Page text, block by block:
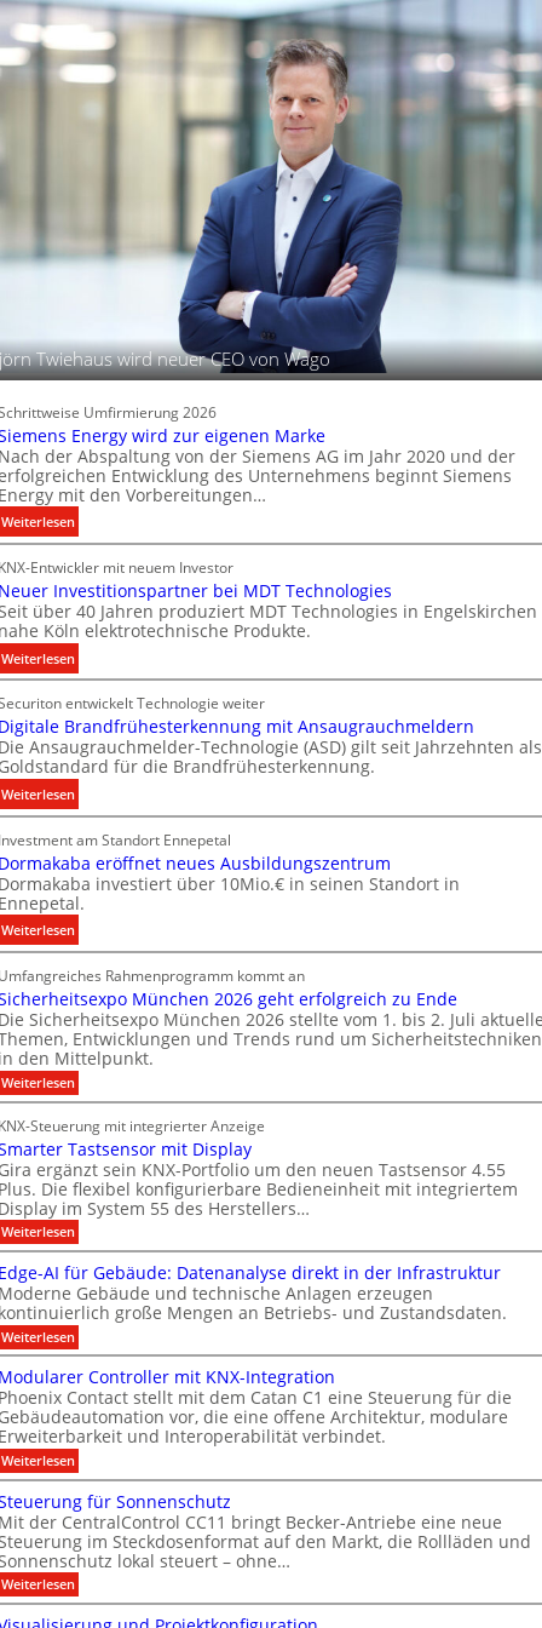
t
c
h
c
u
n
g
s
t
e
c
h
n
i
k
ü
r
r
k
t
t
e
n
Twiehaus wird neuer CEO von Wago
Umfirmierung 2026
Energy wird zur eigenen Marke
der Abspaltung von der Siemens AG im Jahr 2020 und der
Entwicklung des Unternehmens beginnt Siemens
mit den Vorbereitungen…
Weiterlesen:
S
i
e
m
e
n
s
E
n
e
r
g
y
w
i
r
d
z
u
r
e
i
g
e
n
n
M
a
r
k
e
Entwickler mit neuem Investor
Investitionspartner bei MDT Technologies
über 40 Jahren produziert MDT Technologies in Engelskirchen
Köln elektrotechnische Produkte.
Weiterlesen:
N
e
u
e
r
I
n
v
e
s
t
i
t
i
o
n
s
p
a
t
n
e
r
b
e
i
M
D
T
T
e
c
h
n
o
l
o
g
i
e
s
entwickelt Technologie weiter
Brandfrühesterkennung mit Ansaugrauchmeldern
Ansaugrauchmelder-Technologie (ASD) gilt seit Jahrzehnten als
für die Brandfrühesterkennung.
Weiterlesen:
D
i
g
i
t
a
l
e
B
r
a
n
d
ü
h
e
s
t
e
r
k
e
n
u
n
g
m
i
t
A
n
s
a
am Standort Ennepetal
eröffnet neues Ausbildungszentrum
investiert über 10Mio.€ in seinen Standort in
Weiterlesen:
D
o
r
m
a
k
a
a
e
r
ö
f
f
n
e
t
n
u
e
s
A
u
s
b
i
l
d
u
Rahmenprogramm kommt an
München 2026 geht erfolgreich zu Ende
Sicherheitsexpo München 2026 stellte vom 1. bis 2. Juli
Entwicklungen und Trends rund um Sicherheitstechniken
den Mittelpunkt.
Weiterlesen:
S
c
h
e
r
h
e
i
t
s
e
x
p
o
M
n
c
h
e
n
2
2
6
g
e
h
t
e
r
Steuerung mit integrierter Anzeige
Tastsensor mit Display
ergänzt sein KNX-Portfolio um den neuen Tastsensor 4.55
Die flexibel konfigurierbare Bedieneinheit mit integriertem
im System 55 des Herstellers…
Weiterlesen:
S
m
a
r
t
r
a
s
t
s
e
n
s
o
r
m
i
t
D
i
s
AI für Gebäude: Datenanalyse direkt in der Infrastruktur
Gebäude und technische Anlagen erzeugen
große Mengen an Betriebs- und Zustandsdaten.
Weiterlesen:
E
g
e
-
A
I
f
ü
r
G
e
b
ä
u
d
e
Controller mit KNX-Integration
Contact stellt mit dem Catan C1 eine Steuerung für die
vor, die eine offene Architektur, modulare
und Interoperabilität verbindet.
Weiterlesen:
M
d
u
l
a
r
e
für Sonnenschutz
der CentralControl CC11 bringt Becker-Antriebe eine neue
im Steckdosenformat auf den Markt, die Rollläden und
lokal steuert – ohne…
Weiterlesen:
S